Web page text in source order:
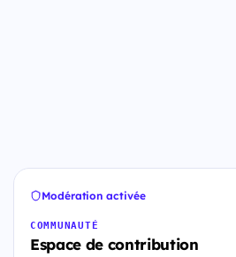
Modération activée
COMMUNAUTÉ
Espace de contribution